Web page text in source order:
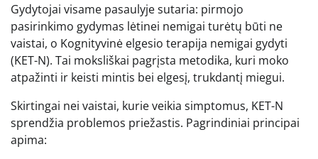
Gydytojai visame pasaulyje sutaria: pirmojo
pasirinkimo gydymas lėtinei nemigai turėtų būti ne
vaistai, o Kognityvinė elgesio terapija nemigai gydyti
(KET-N). Tai moksliškai pagrįsta metodika, kuri moko
atpažinti ir keisti mintis bei elgesį, trukdantį miegui.
Skirtingai nei vaistai, kurie veikia simptomus, KET-N
sprendžia problemos priežastis. Pagrindiniai principai
apima: